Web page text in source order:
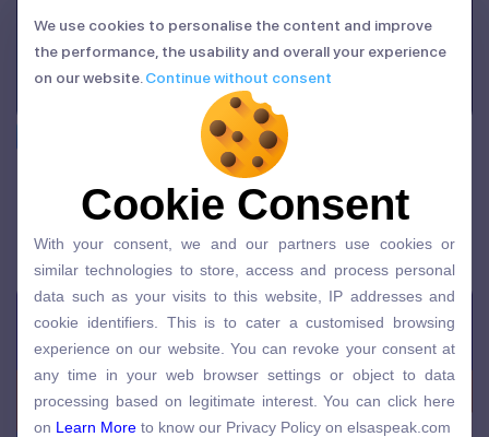
Cách học IELTS hiệu quả: Lộ trình tự học cho
người mới bắt đầu
13/07/2026 | Admin
We use cookies to personalise the content and improve
the performance, the usability and overall your experience
Continue without consent
Cookie Consent
similar technologies to store, access and process personal
data such as your visits to this website, IP addresses and
cookie identifiers. This is to cater a customised browsing
experience on our website. You can revoke your consent at
any time in your web browser settings or object to data
processing based on legitimate interest. You can click here
on
Learn More to know our Privacy Policy on elsaspeak.com
We use cookies to personalise the content and improve
the performance, the usability and overall your experience
on our website. Continue without consent
Cookie Consent
With your consent, we and our partners use cookies or
similar technologies to store, access and process personal
data such as your visits to this website, IP addresses and
cookie identifiers. This is to cater a customised browsing
experience on our website. You can revoke your consent at
any time in your web browser settings or object to data
processing based on legitimate interest. You can click here
on Learn More to know our Privacy Policy on elsaspeak.com